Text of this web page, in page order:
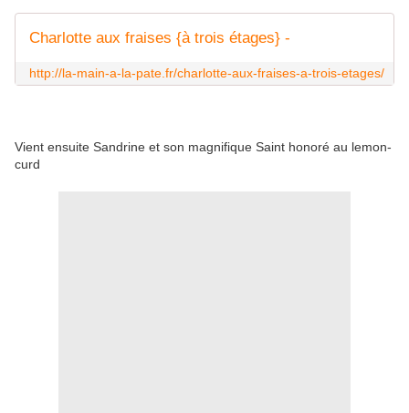
Charlotte aux fraises {à trois étages} -
http://la-main-a-la-pate.fr/charlotte-aux-fraises-a-trois-etages/
Vient ensuite Sandrine et son magnifique Saint honoré au lemon-
curd